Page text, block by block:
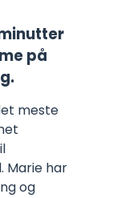
på
meste
Marie har
og